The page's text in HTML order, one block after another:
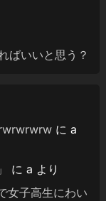
ばいいと思う？
に a
に a より
女子高生にわい